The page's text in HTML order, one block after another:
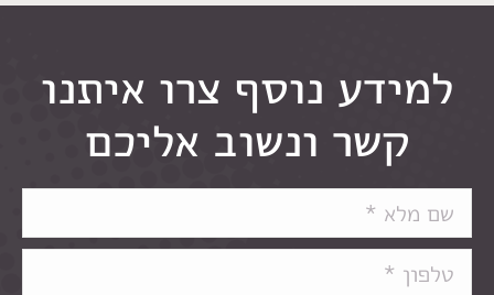
למידע נוסף צרו איתנו
קשר ונשוב אליכם